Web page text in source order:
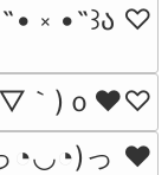
˶• ༝ •˶꒱ა ♡
▽｀)ｏ♥♡
◔◡◔)っ ♥